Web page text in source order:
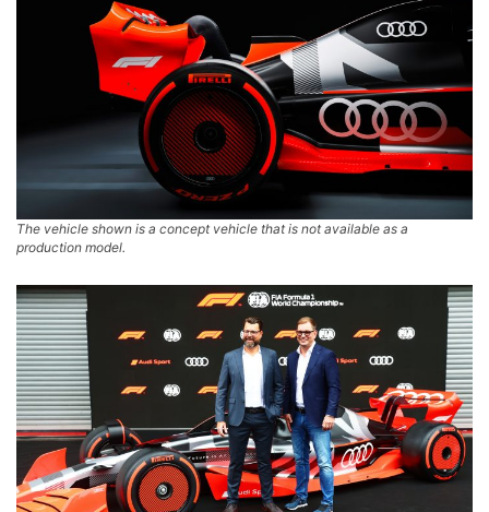
The vehicle shown is a concept vehicle that is not available as a
production model.